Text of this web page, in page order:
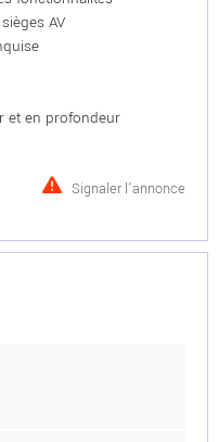
AV
et en profondeur
Signaler l'annonce